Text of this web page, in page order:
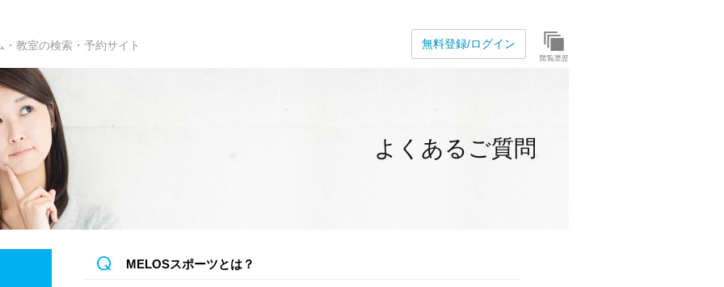
・教室の検索・予約サイト 無料登録/ログイン
よくあるご質問
MELOSスポーツとは？